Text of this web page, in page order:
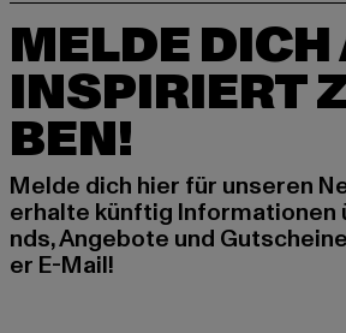
MELDE
INSPIRIERT
BEN!
Melde dich hier für unseren
erhalte künftig Informationen
nds, Angebote und
er E-Mail!